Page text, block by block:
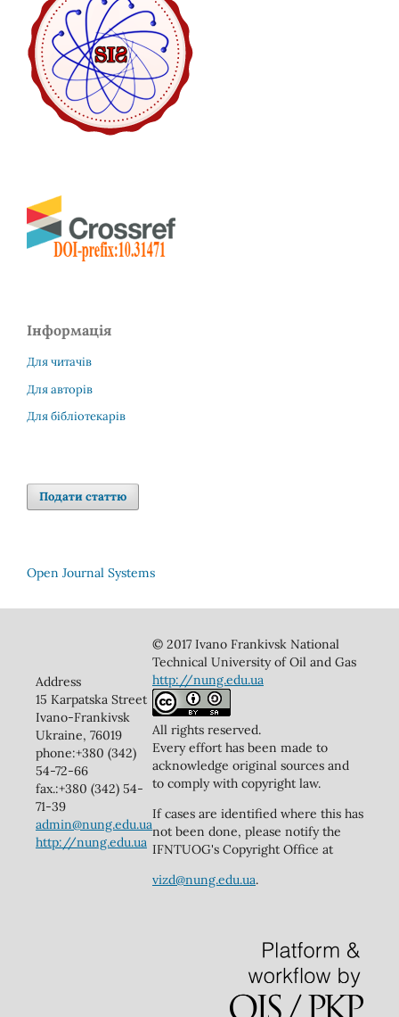
Інформація
Для читачів
Для авторів
Для бібліотекарів
Подати статтю
Open Journal Systems
Address
15 Karpatska Street
Ivano-Frankivsk
Ukraine, 76019
phone:+380 (342)
54-72-66
fax.:+380 (342) 54-
71-39
admin@nung.edu.ua
http://nung.edu.ua
© 2017 Ivano Frankivsk National
Technical University of Oil and Gas
http://nung.edu.ua
All rights reserved.
Every effort has been made to
acknowledge original sources and
to comply with copyright law.
If cases are identified where this has
not been done, please notify the
IFNTUOG's Copyright Office at
vizd@nung.edu.ua.